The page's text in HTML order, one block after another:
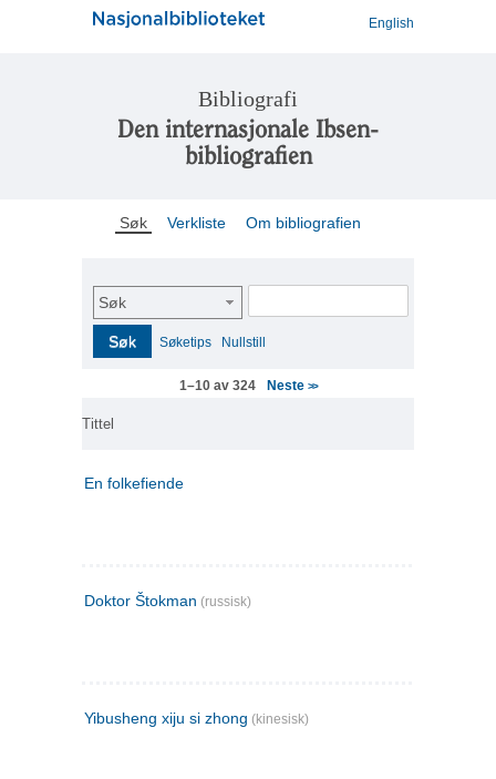
English
Bibliografi
Den internasjonale Ibsen-
bibliografien
Søk Verkliste Om bibliografien
Søk
Søk Søketips Nullstill
1–10 av 324 Neste >>
Tittel
En folkefiende
Doktor Štokman (russisk)
Yibusheng xiju si zhong (kinesisk)